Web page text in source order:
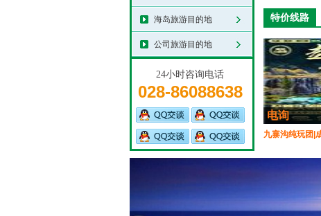
海岛旅游目的地
公司旅游目的地
24小时咨询电话
028-86088638
净
特价线路
电询
九寨沟纯玩团|